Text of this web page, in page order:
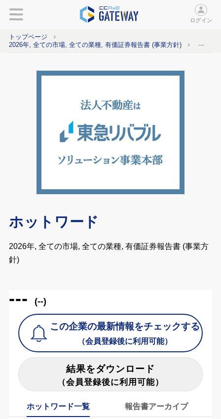
ログイン
トップページ
2026年, 全ての市場, 全ての業種, 有価証券報告書 (事業方針)
---
ホットワード
2026年, 全ての市場, 全ての業種, 有価証券報告書 (事業方
針)
--- (--)
この企業の最新情報をチェックする
（会員登録後に利用可能）
結果をダウンロード
（会員登録後に利用可能）
ホットワード一覧 報告書アーカイブ